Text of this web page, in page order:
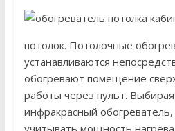
потолок. Потолочные
устанавливаются
обогревают помещение
работы через пульт.
инфракрасный
учитывать мощность